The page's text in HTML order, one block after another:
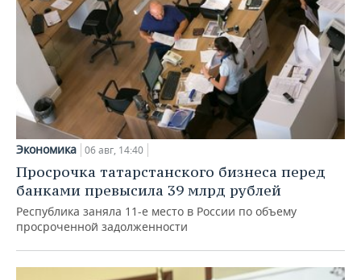
Экономика 06 авг, 14:40
Просрочка татарстанского бизнеса перед
банками превысила 39 млрд рублей
Республика заняла 11-е место в России по объему
просроченной задолженности